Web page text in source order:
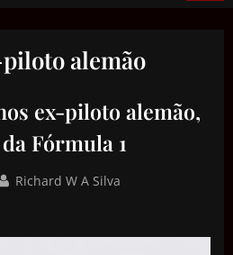
alemão
ex-piloto alemão,
Fórmula 1
Richard W A Silva